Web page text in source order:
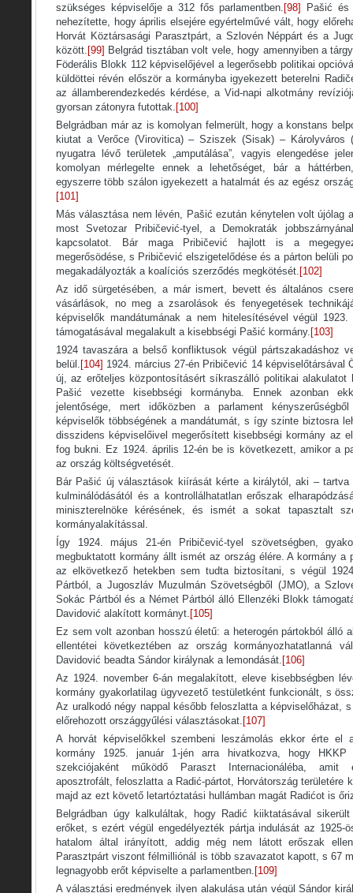
szükséges képviselője a 312 fős parlamentben. [98]
Pašić
nehezítette, hogy április elsejére egyértelművé vált, hogy
Horvát Köztársasági Parasztpárt, a Szlovén Néppárt és a
között. [99] Belgrád tisztában volt vele, hogy amennyiben a
Föderális Blokk 112 képviselőjével a legerősebb politikai
küldöttei révén először a kormányba igyekezett beterelni
az államberendezkedés kérdése, a Vid-napi alkotmány
gyorsan zátonyra futottak. [100]
Belgrádban már az is komolyan felmerült, hogy a konstans
kiutat a Verőce (Virovitica) – Sziszek (Sisak) – Károlyváros
nyugatra lévő területek „amputálása”, vagyis elengedése
komolyan mérlegelte ennek a lehetőséget, bár a
egyszerre több szálon igyekezett a hatalmát és az egész
[101]
Más választása nem lévén, Pašić ezután kénytelen volt újólag
most Svetozar Pribičević-tyel, a Demokraták
kapcsolatot. Bár maga Pribičević hajlott is a
megerősödése, s Pribičević elszigetelődése és a párton belüli
megakadályozták a koalíciós szerződés megkötését. [102]
Az idő sürgetésében, a már ismert, bevett és általános
vásárlások, no meg a zsarolások és fenyegetések
képviselők mandátumának a nem hitelesítésével végül
támogatásával megalakult a kisebbségi Pašić kormány. [103]
1924 tavaszára a belső konfliktusok végül pártszakadáshoz
belül. [104] 1924. március 27-én Pribičević 14 képviselőtársával
új, az erőteljes központosításért síkraszálló politikai alakulatot
Pašić vezette kisebbségi kormányba. Ennek azonban
jelentősége, mert időközben a parlament
képviselők többségének a mandátumát, s így szinte biztosra
disszidens képviselőivel megerősített kisebbségi kormány az
fog bukni. Ez 1924. április 12-én be is következett, amikor a
az ország költségvetését.
Bár Pašić új választások kiírását kérte a királytól, aki – tartva
kulminálódásától és a kontrollálhatatlan erőszak
miniszterelnöke kérésének, és ismét a sokat tapasztalt
kormányalakítással.
Így 1924. május 21-én Pribičević-tyel szövetségben,
megbuktatott kormány állt ismét az ország élére. A kormány a
az elkövetkező hetekben sem tudta biztosítani, s végül
Pártból, a Jugoszláv Muzulmán Szövetségből (JMO), a
Sokác Pártból és a Német Pártból álló Ellenzéki Blokk
Davidović alakított kormányt. [105]
Ez sem volt azonban hosszú életű: a heterogén pártokból álló
ellentétei következtében az ország kormányozhatatlanná
Davidović beadta Sándor királynak a lemondását. [106]
Az 1924. november 6-án megalakított, eleve kisebbségben
kormány gyakorlatilag ügyvezető testületként funkcionált, s
Az uralkodó négy nappal később feloszlatta a képviselőházat,
előrehozott országgyűlési választásokat. [107]
A horvát képviselőkkel szembeni leszámolás ekkor érte el
kormány 1925. január 1-jén arra hivatkozva, hogy HKKP
szekciójaként működő Paraszt Internacionáléba, amit
aposztrofált, feloszlatta a Radić-pártot, Horvátország területére
majd az ezt követő letartóztatási hullámban magát Radićot is
Belgrádban úgy kalkuláltak, hogy Radić kiiktatásával
erőket, s ezért végül engedélyezték pártja indulását az 1925-
hatalom által irányított, addig még nem látott erőszak
Parasztpárt viszont félmilliónál is több szavazatot kapott, s 67
legnagyobb erőt képviselte a parlamentben. [109]
A választási eredmények ilyen alakulása után végül Sándor